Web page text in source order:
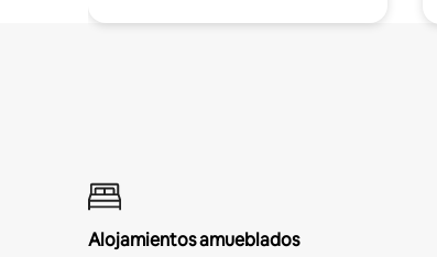
Alojamientos amueblados